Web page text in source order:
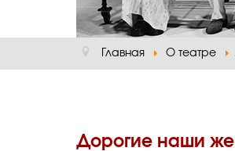
Главная О театре
Дорогие наши